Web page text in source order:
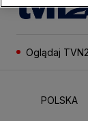
Oglądaj
POLSKA